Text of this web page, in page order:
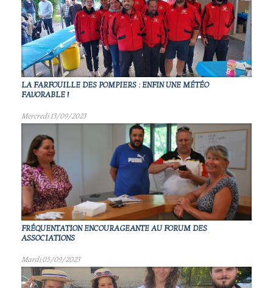
LA FARFOUILLE DES POMPIERS : ENFIN UNE MÉTÉO
FAVORABLE !
Mercredi 13/09/2023
FRÉQUENTATION ENCOURAGEANTE AU FORUM DES
ASSOCIATIONS
Mardi 05/09/2023